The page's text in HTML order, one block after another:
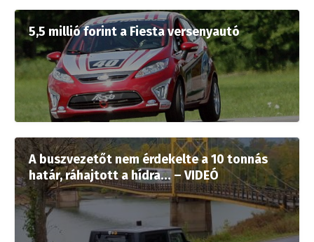
5,5 millió forint a Fiesta versenyautó
A buszvezetőt nem érdekelte a 10 tonnás
határ, ráhajtott a hídra… – VIDEÓ